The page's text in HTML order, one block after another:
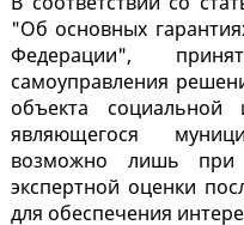
"Об основных
Федерации",
самоуправления
объекта социальной
являющегося
возможно лишь при
экспертной оценки
для обеспечения